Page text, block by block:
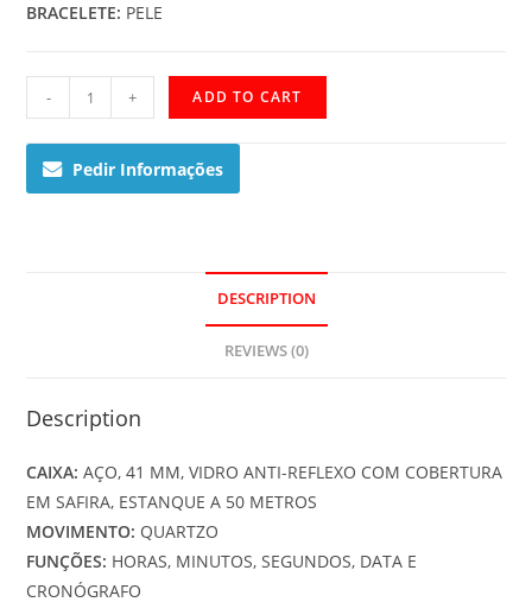
BRACELETE: PELE
WHITE
SILVER
CHRONOGRAPH
- + ADD TO CART
Pedir Informações
DESCRIPTION
REVIEWS (0)
Description
CAIXA: AÇO, 41 MM, VIDRO ANTI-REFLEXO COM COBERTURA
EM SAFIRA, ESTANQUE A 50 METROS
MOVIMENTO: QUARTZO
FUNÇÕES: HORAS, MINUTOS, SEGUNDOS, DATA E
CRONÓGRAFO